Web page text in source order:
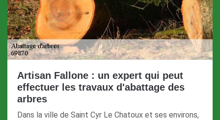
Artisan Fallone : un expert qui peut
effectuer les travaux d'abattage des
arbres
Dans la ville de Saint Cyr Le Chatoux et ses environs,